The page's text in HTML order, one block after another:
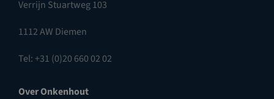
Verrijn Stuartweg 103
1112 AW Diemen
Tel: +31 (0)20 660 02 02
Over Onkenhout